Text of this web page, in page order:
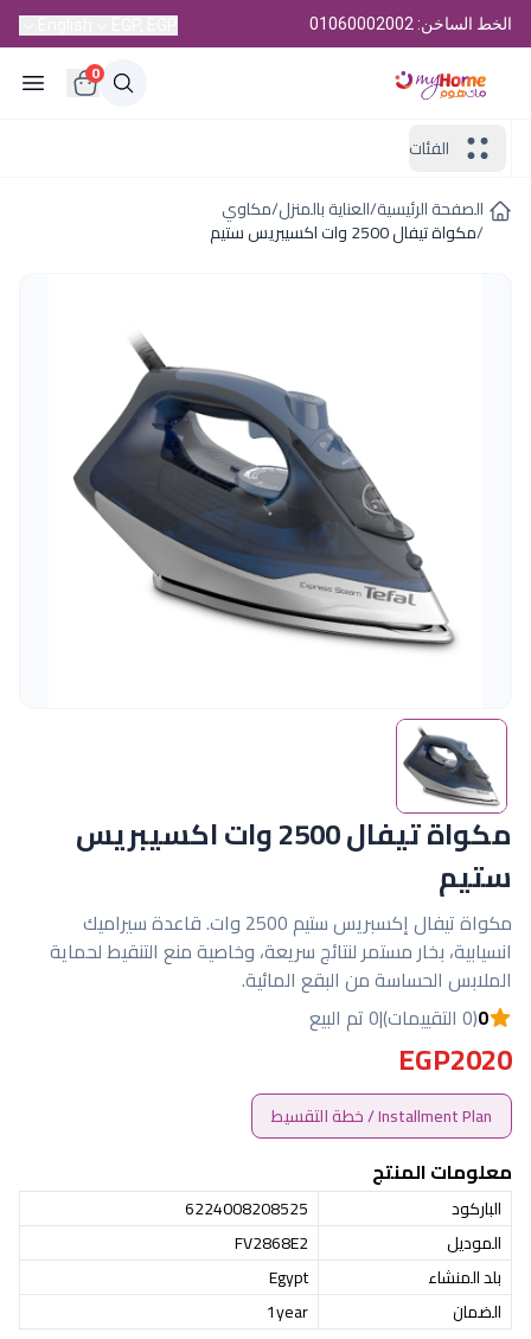
الخط الساخن: 01060002002
0
الفئات
الصفحة الرئيسية/العناية بالمنزل/مكاوي
/مكواة تيفال 2500 وات اكسيبريس ستيم
مكواة تيفال 2500 وات اكسيبريس
ستيم
مكواة تيفال إكسبريس ستيم 2500 وات. قاعدة سيراميك
انسيابية، بخار مستمر لنتائج سريعة، وخاصية منع التنقيط لحماية
الملابس الحساسة من البقع المائية.
0(0 التقييمات) |0 تم البيع
EGP2020
Installment Plan / خطة التقسيط
معلومات المنتج
الباركود
6224008208525
الموديل
FV2868E2
بلد المنشاء
Egypt
الضمان
1year